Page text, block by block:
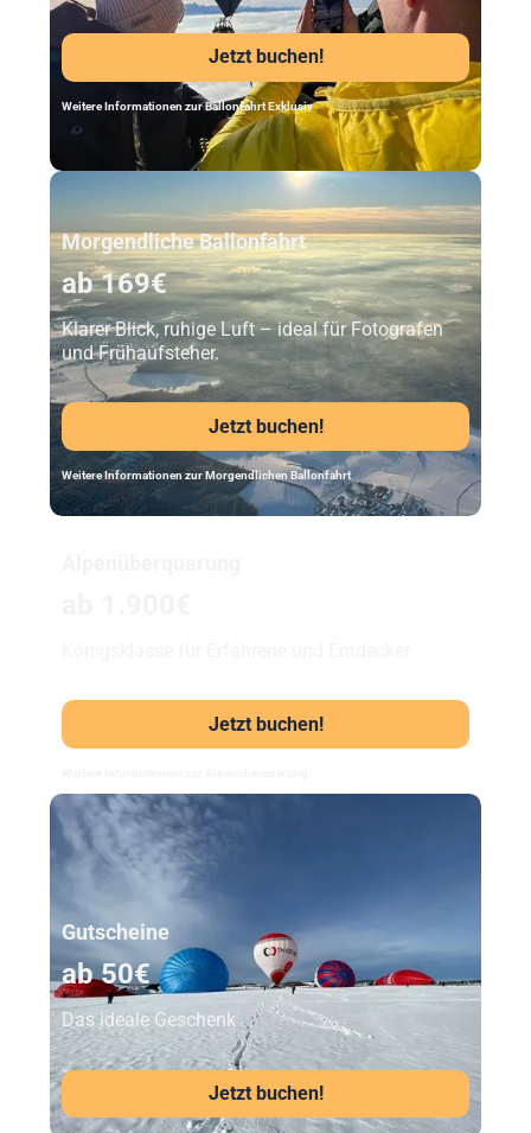
Jetzt buchen!
Weitere Informationen zur Ballonfahrt Exklusiv
Morgendliche Ballonfahrt
ab 169€
Klarer Blick, ruhige Luft – ideal für Fotografen
und Frühaufsteher.
Jetzt buchen!
Weitere Informationen zur Morgendlichen Ballonfahrt
Jetzt buchen!
Unser Beststeller
Gutscheine
ab 50€
Das ideale Geschenk
Jetzt buchen!